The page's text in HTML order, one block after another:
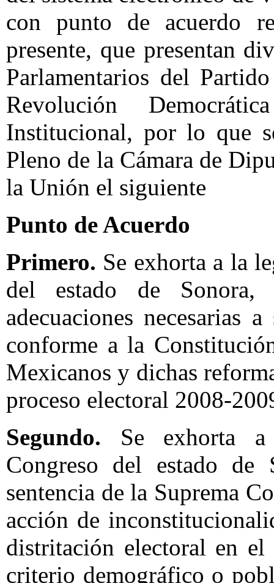
con punto de acuerdo
presente, que presentan
Parlamentarios del
Revolución
Institucional, por lo que
Pleno de la Cámara de
la Unión el siguiente
Punto de Acuerdo
Primero. Se exhorta a la
del estado de
adecuaciones necesarias
conforme a la
Mexicanos y dichas
proceso electoral 2008-
Segundo. Se exhorta a
Congreso del estado
sentencia de la Suprema
acción de
distritación electoral en el
criterio demográfico o